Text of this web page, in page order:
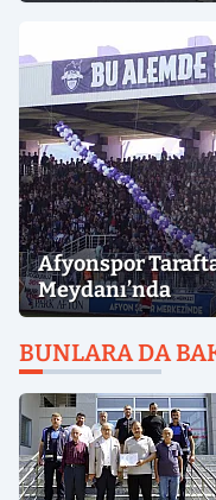
Afyonspor
Meydanı’nda
BUNLARA DA